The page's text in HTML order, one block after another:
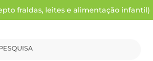
fraldas, leites e alimentação infantil)